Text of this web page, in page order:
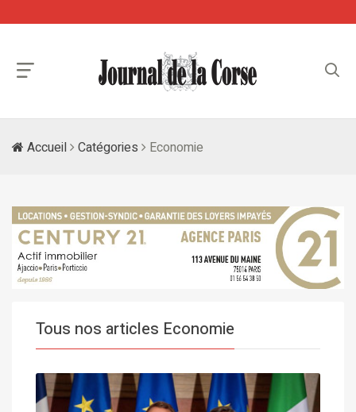
Accueil Catégories Economie
Tous nos articles Economie